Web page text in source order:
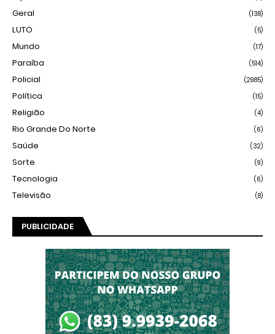
Geral (138)
LUTO (5)
Mundo (17)
Paraíba (514)
Policial (2985)
Política (15)
Religião (4)
Rio Grande Do Norte (6)
Saúde (32)
Sorte (9)
Tecnologia (6)
Televisão (8)
PUBLICIDADE